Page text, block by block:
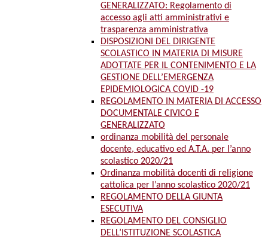
GENERALIZZATO: Regolamento di
accesso agli atti amministrativi e
trasparenza amministrativa
DISPOSIZIONI DEL DIRIGENTE
SCOLASTICO IN MATERIA DI MISURE
ADOTTATE PER IL CONTENIMENTO E LA
GESTIONE DELL’EMERGENZA
EPIDEMIOLOGICA COVID -19
REGOLAMENTO IN MATERIA DI ACCESSO
DOCUMENTALE CIVICO E
GENERALIZZATO
ordinanza mobilità del personale
docente, educativo ed A.T.A. per l’anno
scolastico 2020/21
Ordinanza mobilità docenti di religione
cattolica per l’anno scolastico 2020/21
REGOLAMENTO DELLA GIUNTA
ESECUTIVA
REGOLAMENTO DEL CONSIGLIO
DELL’ISTITUZIONE SCOLASTICA